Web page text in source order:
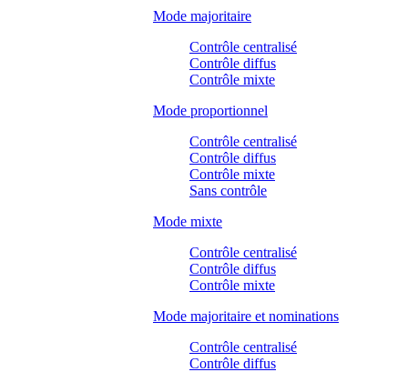
Mode majoritaire
Contrôle centralisé
Contrôle diffus
Contrôle mixte
Mode proportionnel
Contrôle centralisé
Contrôle diffus
Contrôle mixte
Sans contrôle
Mode mixte
Contrôle centralisé
Contrôle diffus
Contrôle mixte
Mode majoritaire et nominations
Contrôle centralisé
Contrôle diffus